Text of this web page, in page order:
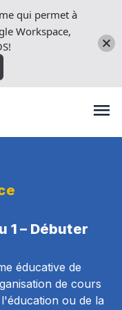
1 – Débuter
éducative de
de cours
ou de la
qui permet à
Workspace,